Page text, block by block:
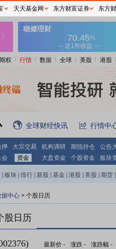
期权 行情 数据 全球 美股 港股
全球财经快讯 行情中
押 大宗交易 机构调研 期指持仓
公告
会 资金 大盘资金 个股资金 板块
板块 排行 新股 基金 港股 美股 期货
据中心 > 个股日历
股日历
最新价 - 涨跌 - 涨跌幅 -
天天基金网 东方财富证券 东方